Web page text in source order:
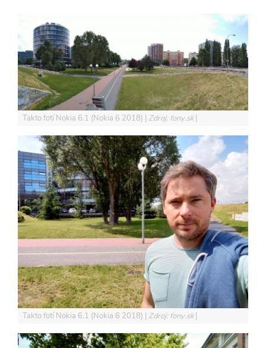
Takto fotí Nokia 6.1 (Nokia 6 2018) Zdroj: fony.sk
Takto fotí Nokia 6.1 (Nokia 6 2018) Zdroj: fony.sk